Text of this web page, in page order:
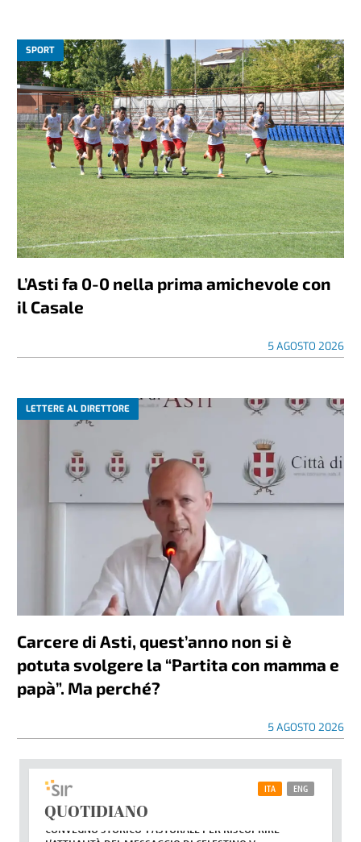
SPORT
L’Asti fa 0-0 nella prima amichevole con
il Casale
5 AGOSTO 2026
LETTERE AL DIRETTORE
Carcere di Asti, quest’anno non si è
potuta svolgere la “Partita con mamma e
papà”. Ma perché?
5 AGOSTO 2026